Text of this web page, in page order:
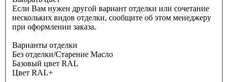
Если Вам нужен другой вариант отделки или сочетание
нескольких видов отделки, сообщите об этом менеджеру
при оформлении заказа.
Варианты отделки
Без отделки/Старение Масло
Базовый цвет RAL
Цвет RAL+